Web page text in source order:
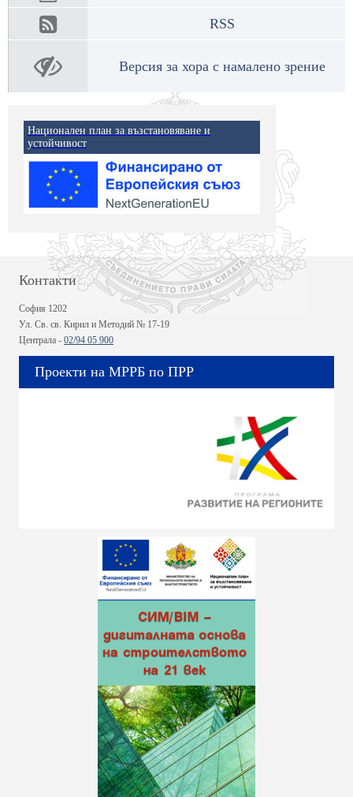
RSS
Версия за хора с намалено зрение
Национален план за възстановяване и
устойчивост
Контакти
София 1202
Ул. Св. св. Кирил и Методий № 17-19
Централа - 02/94 05 900
Проекти на МРРБ по ПРР